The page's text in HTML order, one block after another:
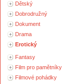
Dětský
Dobrodružný
Dokument
Drama
Erotický
Fantasy
Film pro pamětníky
Filmové pohádky